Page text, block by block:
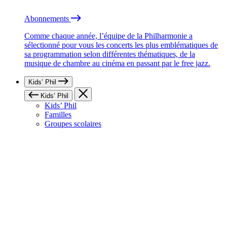
Abonnements
Comme chaque année, l’équipe de la Philharmonie a
sélectionné pour vous les concerts les plus emblématiques de
sa programmation selon différentes thématiques, de la
musique de chambre au cinéma en passant par le free jazz.
Kids’ Phil
Kids’ Phil
Kids’ Phil
Familles
Groupes scolaires